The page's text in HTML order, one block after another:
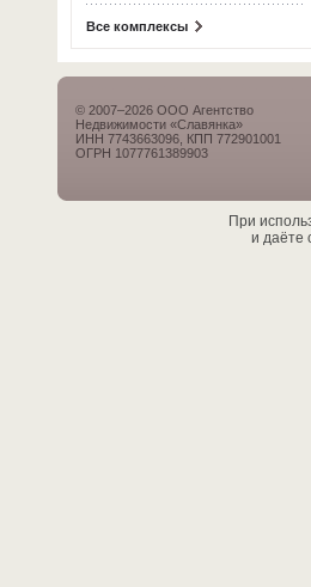
Все комплексы
© 2007–2026 ООО Агентство
Недвижимости «Славянка»
ИНН 7743663096, КПП 772901001
ОГРН 1077761389903
При
и даёте